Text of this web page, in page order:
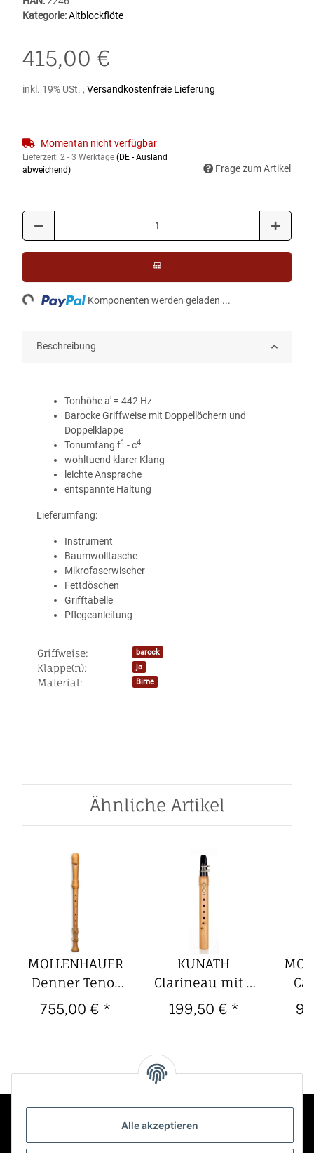
Alle akzeptieren
Kategorie:Altblockflöte
415,00 €
inkl. 19% USt. , Versandkostenfreie Lieferung
Momentan nicht verfügbar
Lieferzeit: 2 - 3 Werktage (DE - Ausland
abweichend)
Frage zum Artikel
Komponenten werden geladen ...
Beschreibung
Tonhöhe a' = 442 Hz
Barocke Griffweise mit Doppellöchern und
Doppelklappe
Tonumfang f1 - c4
wohltuend klarer Klang
leichte Ansprache
entspannte Haltung
Lieferumfang:
Instrument
Baumwolltasche
Mikrofaserwischer
Fettdöschen
Grifftabelle
Pflegeanleitung
Produkteigenschaft
Wert
Griffweise: barock
Klappe(n): ja
Material: Birne
Ähnliche Artikel
MOLLENHAUER
Denner Tenor
Birne
Doppelklappe
755,00 € *
KUNATH
Clarineau mit 2
Klappen, Birne
geölt, barocke
Hz, Tonumfang
c' bis g''
199,50 € *